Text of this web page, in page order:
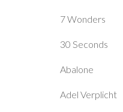
7 Wonders
30 Seconds
Abalone
Adel Verplicht